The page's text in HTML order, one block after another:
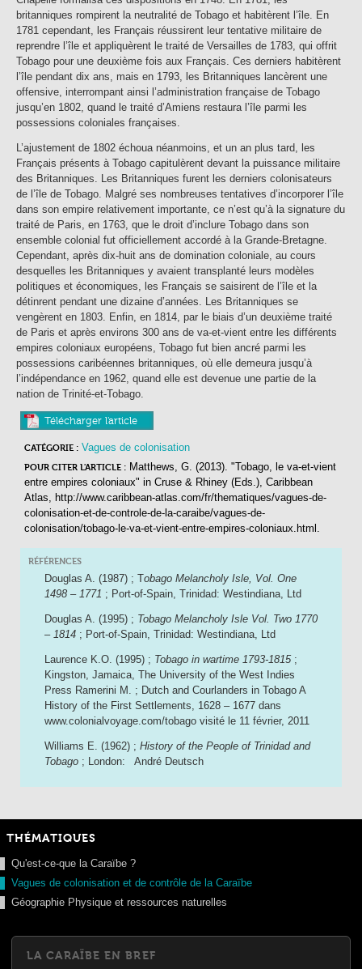
britanniques rompirent la neutralité de Tobago et habitèrent l’île. En
1781 cependant, les Français réussirent leur tentative militaire de
reprendre l’île et appliquèrent le traité de Versailles de 1783, qui offrit
Tobago pour une deuxième fois aux Français. Ces derniers habitèrent
l’île pendant dix ans, mais en 1793, les Britanniques lancèrent une
offensive, interrompant ainsi l’administration française de Tobago
jusqu’en 1802, quand le traité d’Amiens restaura l’île parmi les
possessions coloniales françaises.
L’ajustement de 1802 échoua néanmoins, et un an plus tard, les
Français présents à Tobago capitulèrent devant la puissance militaire
des Britanniques. Les Britanniques furent les derniers colonisateurs
de l’île de Tobago. Malgré ses nombreuses tentatives d’incorporer l’île
dans son empire relativement importante, ce n’est qu’à la signature du
traité de Paris, en 1763, que le droit d’inclure Tobago dans son
ensemble colonial fut officiellement accordé à la Grande-Bretagne.
Cependant, après dix-huit ans de domination coloniale, au cours
desquelles les Britanniques y avaient transplanté leurs modèles
politiques et économiques, les Français se saisirent de l’île et la
détinrent pendant une dizaine d’années. Les Britanniques se
vengèrent en 1803. Enfin, en 1814, par le biais d’un deuxième traité
de Paris et après environs 300 ans de va-et-vient entre les différents
empires coloniaux européens, Tobago fut bien ancré parmi les
possessions caribéennes britanniques, où elle demeura jusqu’à
l’indépendance en 1962, quand elle est devenue une partie de la
nation de Trinité-et-Tobago.
Télécharger l'article
CATÉGORIE : Vagues de colonisation
POUR CITER L'ARTICLE : Matthews, G. (2013). "Tobago, le va-et-vient
entre empires coloniaux" in Cruse & Rhiney (Eds.), Caribbean
Atlas, http://www.caribbean-atlas.com/fr/thematiques/vagues-de-
colonisation-et-de-controle-de-la-caraibe/vagues-de-
colonisation/tobago-le-va-et-vient-entre-empires-coloniaux.html.
RÉFÉRENCES
Douglas A. (1987) ; Tobago Melancholy Isle, Vol. One
1498 – 1771 ; Port-of-Spain, Trinidad: Westindiana, Ltd
Douglas A. (1995) ; Tobago Melancholy Isle Vol. Two 1770
– 1814 ; Port-of-Spain, Trinidad: Westindiana, Ltd
Laurence K.O. (1995) ; Tobago in wartime 1793-1815;
Kingston, Jamaica, The University of the West Indies
Press Ramerini M. ; Dutch and Courlanders in Tobago A
History of the First Settlements, 1628 – 1677 dans
www.colonialvoyage.com/tobago visité le 11 février, 2011
Williams E. (1962) ; History of the People of Trinidad and
Tobago ; London: André Deutsch
THÉMATIQUES
Qu'est-ce-que la Caraïbe ?
Vagues de colonisation et de contrôle de la Caraïbe
Géographie Physique et ressources naturelles
LA CARAÏBE EN BREF